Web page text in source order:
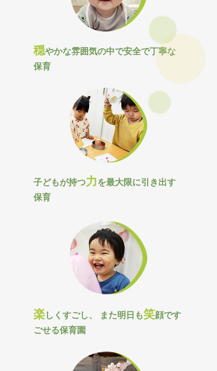
穏やかな雰囲気の中で安全で丁寧な
保育
子どもが持つ力 を最大限に引き出す
保育
楽しくすごし、 また明日も笑顔です
ごせる保育園